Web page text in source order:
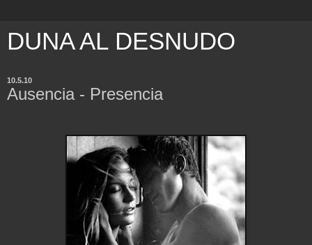
DUNA AL DESNUDO
10.5.10
Ausencia - Presencia